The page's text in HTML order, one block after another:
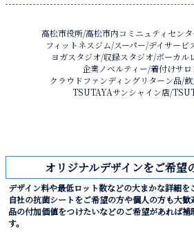
高松市役所/高松市内コミニュティセン
フィットネスジム/スーパー/デイサー
ヨガスタジオ/収録スタジオ/ボーカル
企業ノベルティー/着付けサ
クラウドファンディングリターン品/
TSUTAYAサンシャイン店/
オリジナルデザインをご希
デザイン料や最低ロット数などの大まかな詳細を
自社の抗菌シートをご希望の方や個人の方も大
品の付加価値をつけたいなどのご希望があれば
す。